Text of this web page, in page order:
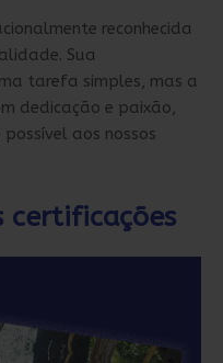
reconhecida
Sua
tarefa simples, mas a
dedicação e paixão,
aos nossos
certificações